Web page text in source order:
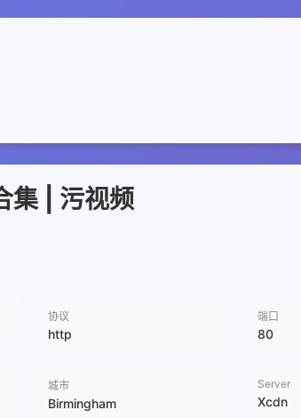
集 | 污视频
协议
http
端口
80
城市
Birmingham
Server
Xcdn